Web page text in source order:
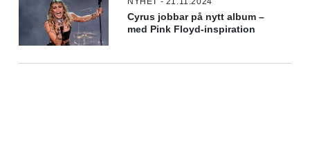
Cyrus jobbar på nytt album –
med Pink Floyd-inspiration